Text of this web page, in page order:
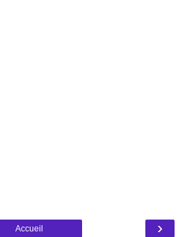
›
Accueil